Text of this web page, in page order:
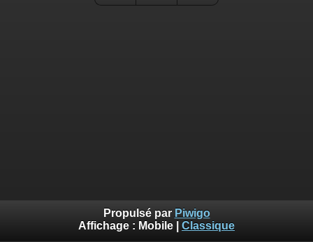
Propulsé par Piwigo
Affichage : Mobile Classique